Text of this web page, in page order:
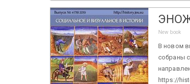
ЭНОЖ
New book
В новом
собраны
https://